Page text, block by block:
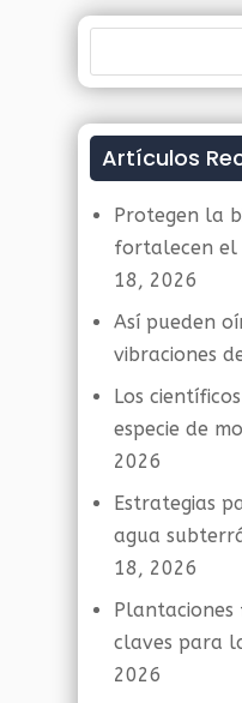
Artículos
Protegen la
fortalecen
18, 2026
Así pueden
vibraciones
Los
especie de
2026
Estrategias
agua
18, 2026
Plantaciones
claves para
2026